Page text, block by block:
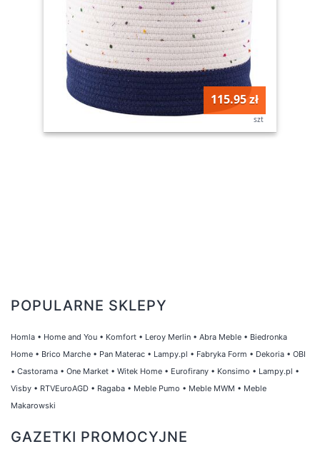
115.95 zł
szt
POPULARNE SKLEPY
Homla • Home and You • Komfort • Leroy Merlin • Abra Meble • Biedronka
Home • Brico Marche • Pan Materac • Lampy.pl • Fabryka Form • Dekoria • OBI
• Castorama • One Market • Witek Home • Eurofirany • Konsimo • Lampy.pl •
Visby • RTVEuroAGD • Ragaba • Meble Pumo • Meble MWM • Meble
Makarowski
GAZETKI PROMOCYJNE